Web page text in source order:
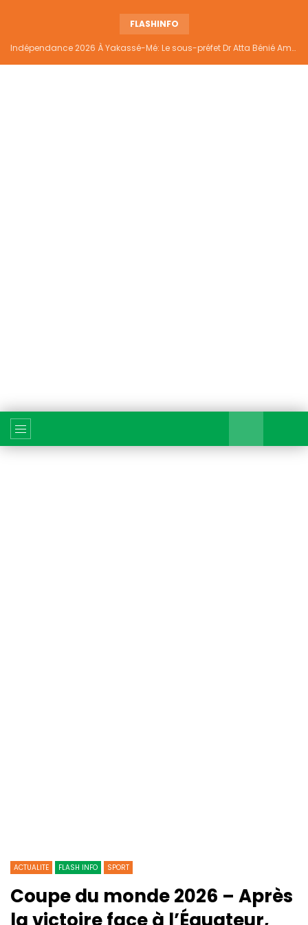
FLASHINFO
Indépendance 2026 À Yakassé-Mé: Le sous-préfet Dr Atta Bénié Amédé appelle à l’unité, à la sécurité et au développement
ACTUALITE FLASH INFO SPORT
Coupe du monde 2026 – Après
la victoire face à l’Équateur,